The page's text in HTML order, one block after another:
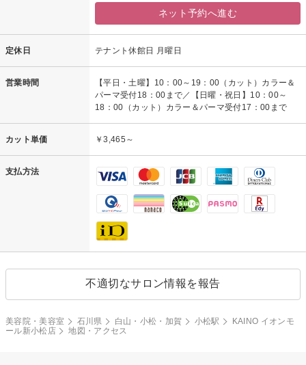
ネット予約へ進む
定休日 テナント休館日 月曜日
営業時間
【平日・土曜】10：00～19：00（カット）カラー＆
パーマ受付18：00まで／【日曜・祝日】10：00～
18：00（カット）カラー＆パーマ受付17：00まで
カット単価 ￥3,465～
支払方法
不適切なサロン情報を報告
美容院・美容室 石川県 白山・小松・加賀 小松駅
KAINO イオンモ
ール新小松店
地図・アクセス